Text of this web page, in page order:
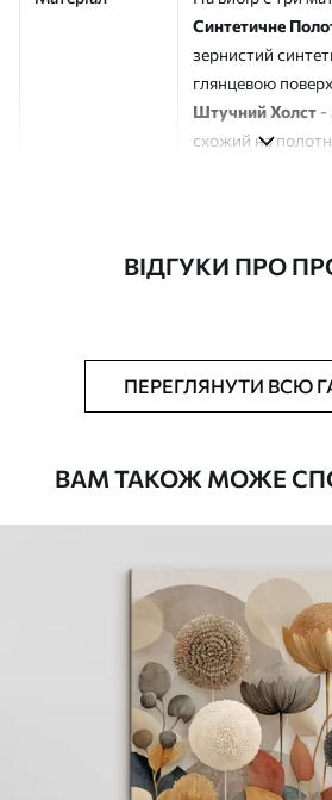
Синтетичне
зернистий
глянцевою
Штучний Холст -
схожий на
Додатково Можна додати
Від580.00грн
Яскраві, насичені кольори
Стійкість до вицвітання
Безпечне чорнило без запаху
Поверхня з текстурою полотна
Екологічний матеріал
грн
ВІДГУКИ ПРО
ПЕРЕГЛЯНУТИ ВСЮ
ВАМ ТАКОЖ МОЖЕ